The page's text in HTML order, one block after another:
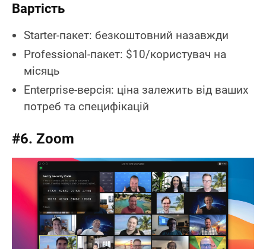
Вартість
Starter-пакет: безкоштовний назавжди
Professional-пакет: $10/користувач на
місяць
Enterprise-версія: ціна залежить від ваших
потреб та специфікацій
#6. Zoom